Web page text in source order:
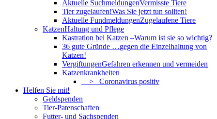
Aktuelle SuchmeldungenVermisste Tiere
Tier zugelaufen!Was Sie jetzt tun sollten!
Aktuelle FundmeldungenZugelaufene Tiere
KatzenHaltung und Pflege
Kastration bei Katzen –Warum ist sie so wichtig?
36 gute Gründe …gegen die Einzelhaltung von
Katzen!
VergiftungenGefahren erkennen und vermeiden
Katzenkrankheiten
> Coronavirus positiv
Helfen Sie mit!
Geldspenden
Tier-Patenschaften
Futter- und Sachspenden